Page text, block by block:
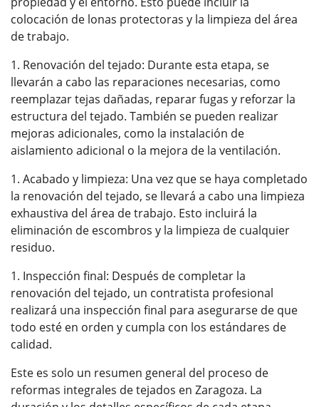
colocación de lonas protectoras y la limpieza del área
de trabajo.
Renovación del tejado: Durante esta etapa, se
llevarán a cabo las reparaciones necesarias, como
reemplazar tejas dañadas, reparar fugas y reforzar la
estructura del tejado. También se pueden realizar
mejoras adicionales, como la instalación de
aislamiento adicional o la mejora de la ventilación.
Acabado y limpieza: Una vez que se haya completado
la renovación del tejado, se llevará a cabo una limpieza
exhaustiva del área de trabajo. Esto incluirá la
eliminación de escombros y la limpieza de cualquier
residuo.
Inspección final: Después de completar la
renovación del tejado, un contratista profesional
realizará una inspección final para asegurarse de que
todo esté en orden y cumpla con los estándares de
calidad.
Este es solo un resumen general del proceso de
reformas integrales de tejados en Zaragoza. La